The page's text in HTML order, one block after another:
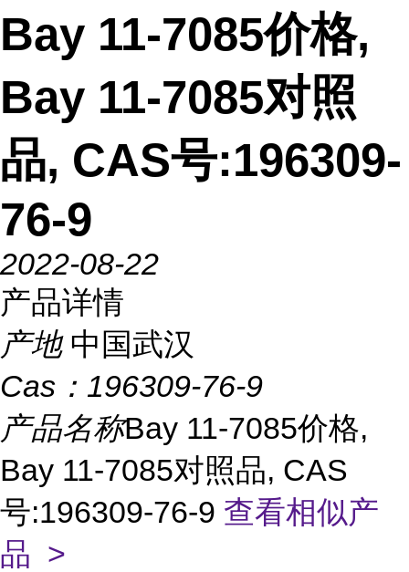
Bay 11-7085价格,
Bay 11-7085对照
品, CAS号:196309-
76-9
2022-08-22
产品详情
产地 中国武汉
Cas： 196309-76-9
产品名称Bay 11-7085价格,
Bay 11-7085对照品, CAS
号:196309-76-9 查看相似产
品 >